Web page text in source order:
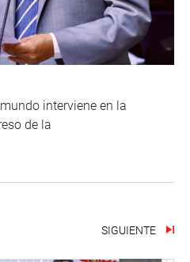
interviene en la
de la
SIGUIENTE